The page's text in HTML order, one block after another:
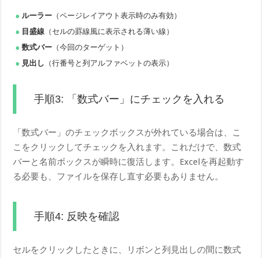
ルーラー （ページレイアウト表示時のみ有効）
目盛線 （セルの罫線風に表示される薄い線）
数式バー （今回のターゲット）
見出し （行番号と列アルファベットの表示）
手順3: 「数式バー」にチェックを入れる
「数式バー」のチェックボックスが外れている場合は、こ
こをクリックしてチェックを入れます。これだけで、数式
バーと名前ボックスが瞬時に復活します。Excelを再起動す
る必要も、ファイルを保存し直す必要もありません。
手順4: 反映を確認
セルをクリックしたときに、リボンと列見出しの間に数式